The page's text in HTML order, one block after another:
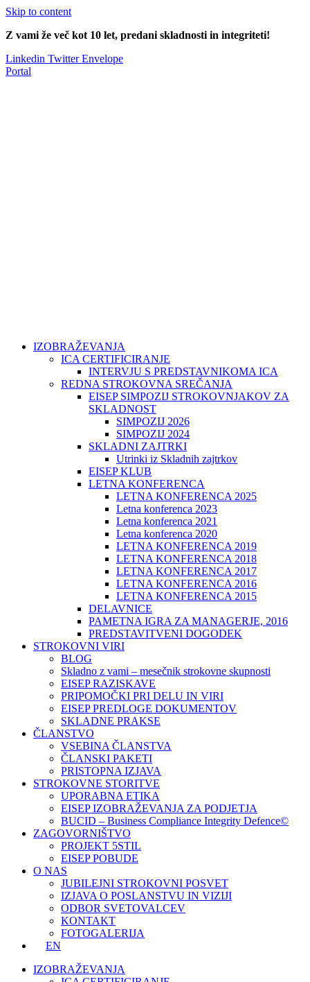
Skip to content
Z vami že več kot 10 let, predani skladnosti in integriteti!
Linkedin Twitter Envelope
Portal
IZOBRAŽEVANJA
ICA CERTIFICIRANJE
INTERVJU S PREDSTAVNIKOMA ICA
REDNA STROKOVNA SREČANJA
EISEP SIMPOZIJ STROKOVNJAKOV ZA
SKLADNOST
SIMPOZIJ 2026
SIMPOZIJ 2024
SKLADNI ZAJTRKI
Utrinki iz Skladnih zajtrkov
EISEP KLUB
LETNA KONFERENCA
LETNA KONFERENCA 2025
Letna konferenca 2023
Letna konferenca 2021
Letna konferenca 2020
LETNA KONFERENCA 2019
LETNA KONFERENCA 2018
LETNA KONFERENCA 2017
LETNA KONFERENCA 2016
LETNA KONFERENCA 2015
DELAVNICE
PAMETNA IGRA ZA MANAGERJE, 2016
PREDSTAVITVENI DOGODEK
STROKOVNI VIRI
BLOG
Skladno z vami – mesečnik strokovne skupnosti
EISEP RAZISKAVE
PRIPOMOČKI PRI DELU IN VIRI
EISEP PREDLOGE DOKUMENTOV
SKLADNE PRAKSE
ČLANSTVO
VSEBINA ČLANSTVA
ČLANSKI PAKETI
PRISTOPNA IZJAVA
STROKOVNE STORITVE
UPORABNA ETIKA
EISEP IZOBRAŽEVANJA ZA PODJETJA
BUCID – Business Compliance Integrity Defence©
ZAGOVORNIŠTVO
PROJEKT 5STIL
EISEP POBUDE
O NAS
JUBILEJNI STROKOVNI POSVET
IZJAVA O POSLANSTVU IN VIZIJI
ODBOR SVETOVALCEV
KONTAKT
FOTOGALERIJA
EN
IZOBRAŽEVANJA